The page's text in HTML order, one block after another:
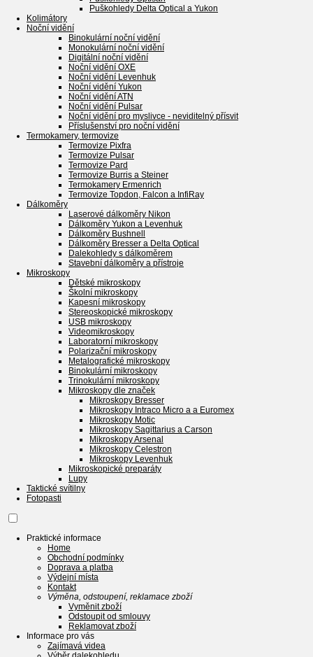
Puškohledy Delta Optical a Yukon
Kolimátory
Noční vidění
Binokulární noční vidění
Monokulární noční vidění
Digitální noční vidění
Noční vidění OXE
Noční vidění Levenhuk
Noční vidění Yukon
Noční vidění ATN
Noční vidění Pulsar
Noční vidění pro myslivce - neviditelný přísvit
Příslušenství pro noční vidění
Termokamery, termovize
Termovize Pixfra
Termovize Pulsar
Termovize Pard
Termovize Burris a Steiner
Termokamery Ermenrich
Termovize Topdon, Falcon a InfiRay
Dálkoměry
Laserové dálkoměry Nikon
Dálkoměry Yukon a Levenhuk
Dálkoměry Bushnell
Dálkoměry Bresser a Delta Optical
Dalekohledy s dálkoměrem
Stavební dálkoměry a přístroje
Mikroskopy
Dětské mikroskopy
Školní mikroskopy
Kapesní mikroskopy
Stereoskopické mikroskopy
USB mikroskopy
Videomikroskopy
Laboratorní mikroskopy
Polarizační mikroskopy
Metalografické mikroskopy
Binokulární mikroskopy
Trinokulární mikroskopy
Mikroskopy dle značek
Mikroskopy Bresser
Mikroskopy Intraco Micro a a Euromex
Mikroskopy Motic
Mikroskopy Sagittarius a Carson
Mikroskopy Arsenal
Mikroskopy Celestron
Mikroskopy Levenhuk
Mikroskopické preparáty
Lupy
Taktické svítilny
Fotopasti
Praktické informace
Home
Obchodní podmínky
Doprava a platba
Výdejní místa
Kontakt
Výměna, odstoupení, reklamace zboží
Vyměnit zboží
Odstoupit od smlouvy
Reklamovat zboží
Informace pro vás
Zajímavá videa